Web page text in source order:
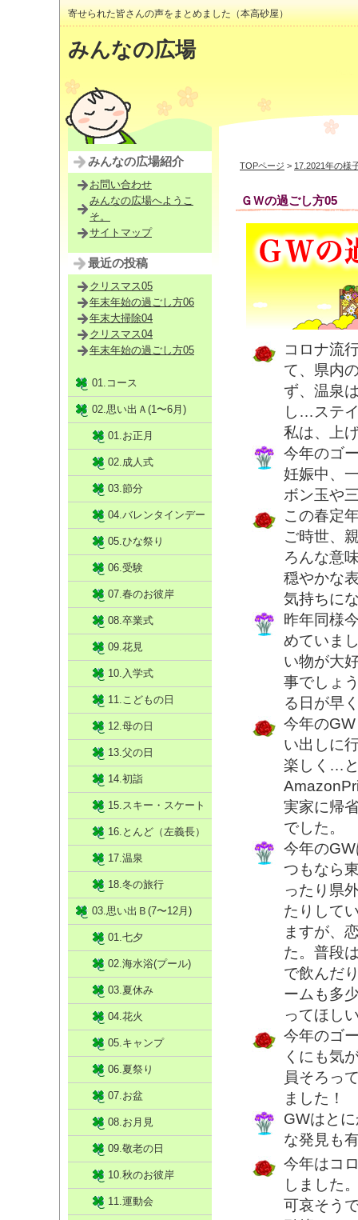
寄せられた皆さんの声をまとめました（本高砂屋）
みんなの広場
TOPページ > 17.2021年の様
ＧＷの過ごし方05
コロナ流
て、県内
ず、温泉
し…ステ
私は、上
今年のゴ
妊娠中、
ボン玉や
この春定
ご時世、
ろんな意
穏やかな
気持ちに
昨年同様
めていま
い物が大
事でしょ
る日が早
今年の
い出しに
楽しく…
実家に帰
でした。
今年の
つもなら
ったり県
たりして
ますが、
た。普段
で飲んだ
ームも多
ってほし
今年のゴ
くにも気
員そろっ
ました！
GWはと
な発見も
今年はコ
しました
可哀そう
みんなの広場紹介
お問い合わせ
みんなの広場へようこ
そ。
サイトマップ
最近の投稿
クリスマス05
年末年始の過ごし方06
年末大掃除04
クリスマス04
年末年始の過ごし方05
01.コース
02.思い出Ａ(1〜6月)
01.お正月
02.成人式
03.節分
04.バレンタインデー
05.ひな祭り
06.受験
07.春のお彼岸
08.卒業式
09.花見
10.入学式
11.こどもの日
12.母の日
13.父の日
14.初詣
15.スキー・スケート
16.とんど（左義長）
17.温泉
18.冬の旅行
03.思い出Ｂ(7〜12月)
01.七夕
02.海水浴(プール)
03.夏休み
04.花火
05.キャンプ
06.夏祭り
07.お盆
08.お月見
09.敬老の日
10.秋のお彼岸
11.運動会